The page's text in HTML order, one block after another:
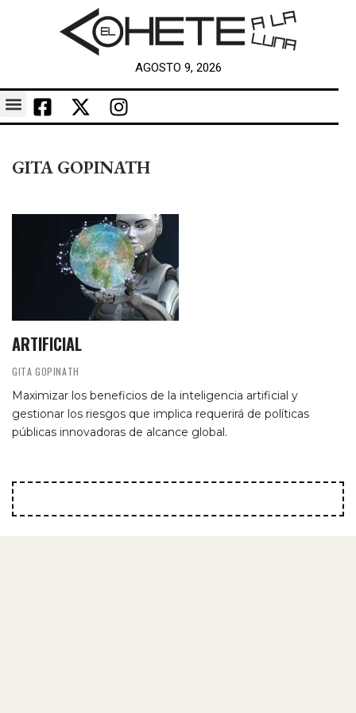
AGOSTO 9, 2026
GITA GOPINATH
ARTIFICIAL
GITA GOPINATH
Maximizar los beneficios de la inteligencia artificial y
gestionar los riesgos que implica requerirá de políticas
públicas innovadoras de alcance global.